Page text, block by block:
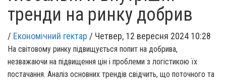
тренди на ринку добрив
/ Економічний гектар / Четвер, 12 вересня 2024 10:28
На світовому ринку підвищується попит на добрива,
незважаючи на підвищення цін і проблеми з логістикою їх
постачання. Аналіз основних трендів свідчить, що поточного та